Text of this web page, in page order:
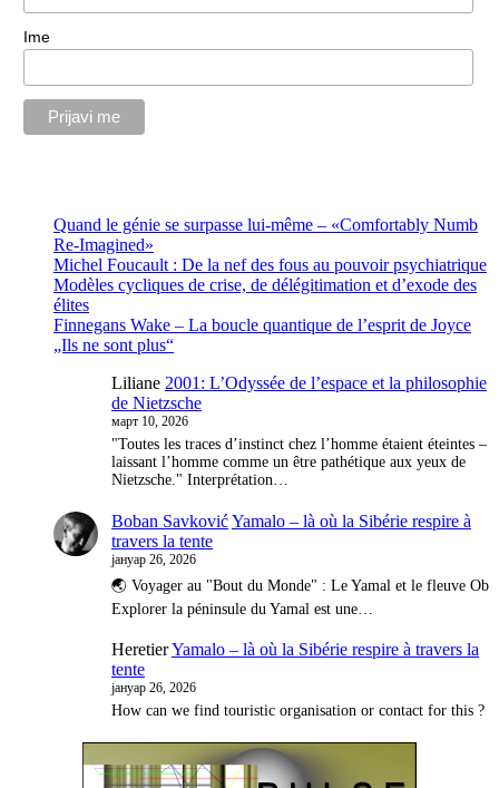
Ime
Quand le génie se surpasse lui-même – «Comfortably Numb
Re-Imagined»
Michel Foucault : De la nef des fous au pouvoir psychiatrique
Modèles cycliques de crise, de délégitimation et d’exode des
élites
Finnegans Wake – La boucle quantique de l’esprit de Joyce
„Ils ne sont plus“
Liliane 2001: L’Odyssée de l’espace et la philosophie
de Nietzsche
март 10, 2026
"Toutes les traces d’instinct chez l’homme étaient éteintes –
laissant l’homme comme un être pathétique aux yeux de
Nietzsche." Interprétation…
Boban SavkovićYamalo – là où la Sibérie respire à
travers la tente
јануар 26, 2026
🌏 Voyager au "Bout du Monde" : Le Yamal et le fleuve Ob
Explorer la péninsule du Yamal est une…
HeretierYamalo – là où la Sibérie respire à travers la
tente
јануар 26, 2026
How can we find touristic organisation or contact for this ?